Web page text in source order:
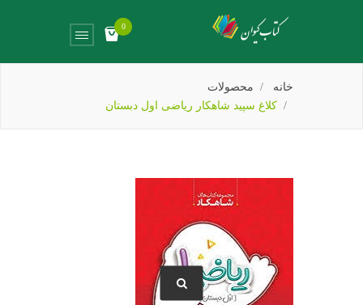
0
خانه
محصولات
کلاغ سپید شاهکار ریاضی اول دبستان